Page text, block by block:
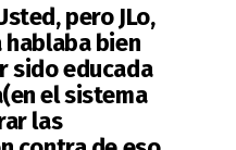
pero JLo,
hablaba bien
sido educada
el sistema
las